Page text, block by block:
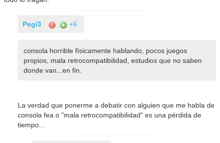
Pegi3 +6
consola horrible físicamente hablando, pocos juegos
propios, mala retrocompatibilidad, estudios que no saben
donde van...en fin.
La verdad que ponerme a debatir con alguien que me habla de
consola fea o "mala retrocompatibilidad" es una pérdida de
tiempo...